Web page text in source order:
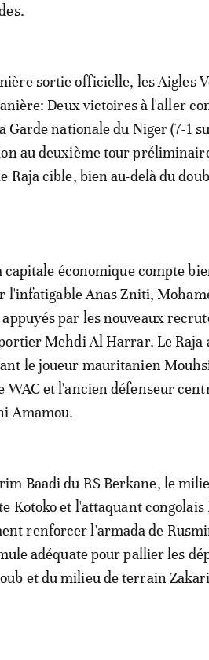
sortie officielle, les Aigles
Deux victoires à l'aller
Garde nationale du Niger (7-1
au deuxième tour
Raja cible, bien au-delà du
capitale économique compte
l'infatigable Anas Zniti,
par les nouveaux
Mehdi Al Harrar. Le Raja
le joueur mauritanien
WAC et l'ancien défenseur
Amamou.
Baadi du RS Berkane, le
Kotoko et l'attaquant
renforcer l'armada de
adéquate pour pallier les
et du milieu de terrain